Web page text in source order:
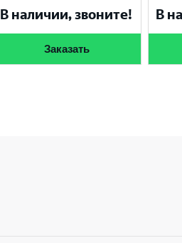
В наличии, звоните!
Заказать
В